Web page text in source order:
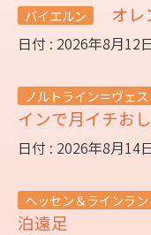
バイエルン オレ
日付 : 2026年8月12
ノルトライン＝ヴェ
インで月イチお
日付 : 2026年8月14
ヘッセン＆ラインラ
泊遠足